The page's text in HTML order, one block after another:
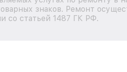
знаков. Ремонт
со статьей 1487 ГК РФ.